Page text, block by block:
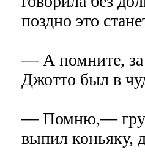
поздно это
— А помните, за
Джотто был в
— Помню,—
выпил коньяку,